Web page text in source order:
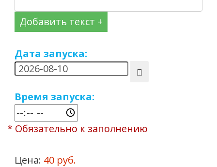
Добавить текст +
Дата запуска:
Время запуска:
* Обязательно к заполнению
Цена: 40 руб.